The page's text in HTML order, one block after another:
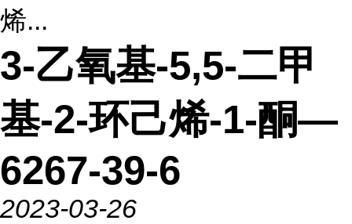
烯...
3-乙氧基-5,5-二甲
基-2-环己烯-1-酮—
6267-39-6
2023-03-26